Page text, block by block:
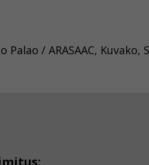
Palao / ARASAAC,